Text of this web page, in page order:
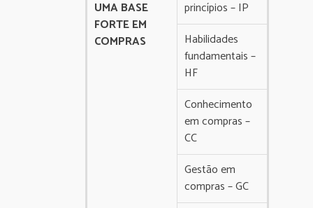
UMA BASE
FORTE EM
COMPRAS
princípios – IP
Habilidades
fundamentais –
HF
Conhecimento
em compras –
CC
Gestão em
compras – GC